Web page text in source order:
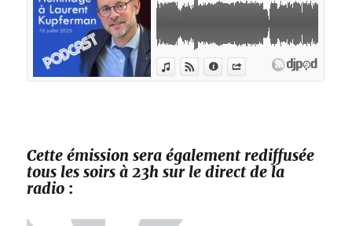
Cette émission sera également rediffusée
tous les soirs à 23h sur le direct de la
radio :